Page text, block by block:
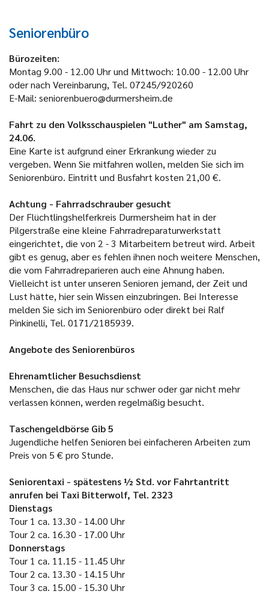
Seniorenbüro
Bürozeiten:
Montag 9.00 - 12.00 Uhr und Mittwoch: 10.00 - 12.00 Uhr
oder nach Vereinbarung, Tel. 07245/920260
E-Mail: seniorenbuero@durmersheim.de
Fahrt zu den Volksschauspielen "Luther" am Samstag,
24.06.
Eine Karte ist aufgrund einer Erkrankung wieder zu
vergeben. Wenn Sie mitfahren wollen, melden Sie sich im
Seniorenbüro. Eintritt und Busfahrt kosten 21,00 €.
Achtung - Fahrradschrauber gesucht
Der Flüchtlingshelferkreis Durmersheim hat in der
Pilgerstraße eine kleine Fahrradreparaturwerkstatt
eingerichtet, die von 2 - 3 Mitarbeitern betreut wird. Arbeit
gibt es genug, aber es fehlen ihnen noch weitere Menschen,
die vom Fahrradreparieren auch eine Ahnung haben.
Vielleicht ist unter unseren Senioren jemand, der Zeit und
Lust hätte, hier sein Wissen einzubringen. Bei Interesse
melden Sie sich im Seniorenbüro oder direkt bei Ralf
Pinkinelli, Tel. 0171/2185939.
Angebote des Seniorenbüros
Ehrenamtlicher Besuchsdienst
Menschen, die das Haus nur schwer oder gar nicht mehr
verlassen können, werden regelmäßig besucht.
Taschengeldbörse Gib 5
Jugendliche helfen Senioren bei einfacheren Arbeiten zum
Preis von 5 € pro Stunde.
Seniorentaxi - spätestens ½ Std. vor Fahrtantritt
anrufen bei Taxi Bitterwolf, Tel. 2323
Dienstags
Tour 1 ca. 13.30 - 14.00 Uhr
Tour 2 ca. 16.30 - 17.00 Uhr
Donnerstags
Tour 1 ca. 11.15 - 11.45 Uhr
Tour 2 ca. 13.30 - 14.15 Uhr
Tour 3 ca. 15.00 - 15.30 Uhr